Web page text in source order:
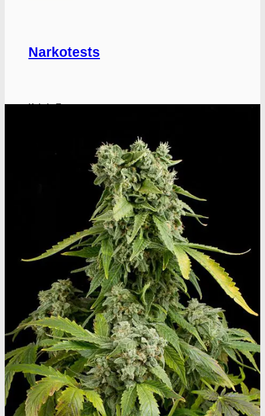
Narkotests
Kokain Tests
Kokain blandingsmiddel test
MDMA renhedstest
Ecstasy renhedstest
Heroin
Heroin renhedstest
Badesalte
Badesalte renhedstest
LSD
LSD renhedstest